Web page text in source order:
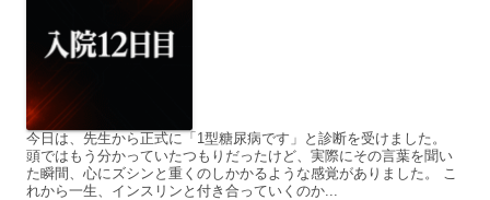
今日は、先生から正式に「1型糖尿病です」と診断を受けました。
頭ではもう分かっていたつもりだったけど、実際にその言葉を聞い
た瞬間、心にズシンと重くのしかかるような感覚がありました。 こ
れから一生、インスリンと付き合っていくのか...